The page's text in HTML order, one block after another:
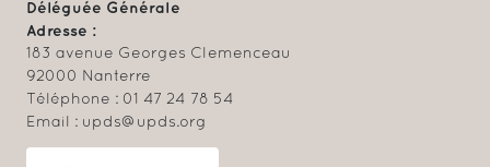
Déléguée Générale
Adresse :
183 avenue Georges Clemenceau
92000 Nanterre
Téléphone : 01 47 24 78 54
Email : upds@upds.org